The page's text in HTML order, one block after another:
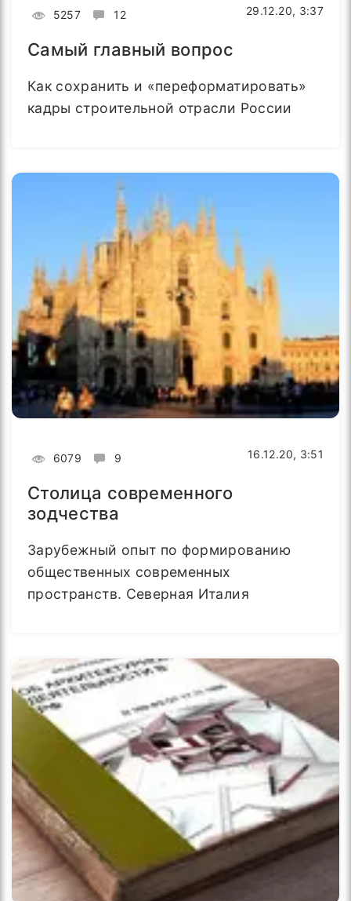
5257 12 29.12.20, 3:37
Самый главный вопрос
Как сохранить и «переформатировать»
кадры строительной отрасли России
6079 9 16.12.20, 3:51
Столица современного
зодчества
Зарубежный опыт по формированию
общественных современных
пространств. Северная Италия